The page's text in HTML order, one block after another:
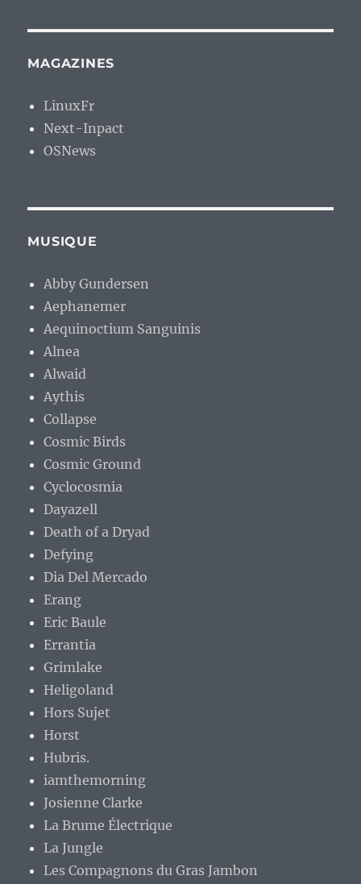
MAGAZINES
LinuxFr
Next-Inpact
OSNews
MUSIQUE
Abby Gundersen
Aephanemer
Aequinoctium Sanguinis
Alnea
Alwaid
Aythis
Collapse
Cosmic Birds
Cosmic Ground
Cyclocosmia
Dayazell
Death of a Dryad
Defying
Dia Del Mercado
Erang
Eric Baule
Errantia
Grimlake
Heligoland
Hors Sujet
Horst
Hubris.
iamthemorning
Josienne Clarke
La Brume Électrique
La Jungle
Les Compagnons du Gras Jambon